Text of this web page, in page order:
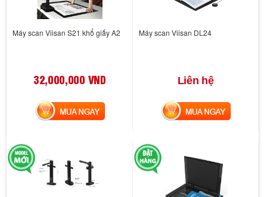
Máy scan Viisan S21 khổ giấy A2
32,000,000 VND
MUA NGAY
Máy scan Viisan DL24
Liên hệ
MUA NGAY